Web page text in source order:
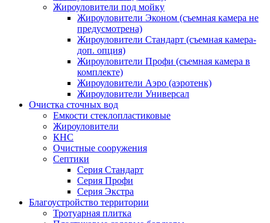
Жироуловители под мойку
Жироуловители Эконом (съемная камера не
предусмотрена)
Жироуловители Стандарт (съемная камера-
доп. опция)
Жироуловители Профи (съемная камера в
комплекте)
Жироуловители Аэро (аэротенк)
Жироуловители Универсал
Очистка сточных вод
Емкости стеклопластиковые
Жироуловители
КНС
Очистные сооружения
Септики
Серия Стандарт
Серия Профи
Серия Экстра
Благоустройство территории
Тротуарная плитка